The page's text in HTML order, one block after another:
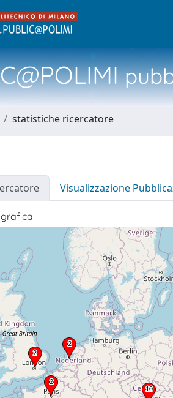
statistiche ricercatore
Visualizzazione